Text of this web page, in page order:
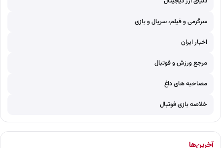
سرگرمی و فیلم، سریال و بازی
اخبار ایران
مرجع ورزش و فوتبال
مصاحبه های داغ
خلاصه بازی فوتبال
آخرین‌ها